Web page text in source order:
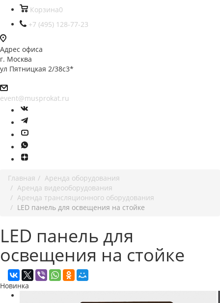
Корзина0
+7 (495) 128-77-23
Адрес офиса
г. Москва
ул Пятницкая 2/38с3*
event@musprokat.ru
Главная
Аренда оборудования
Аренда видеооборудования
Аренда трансляционного оборудования
LED панель для освещения на стойке
LED панель для
освещения на стойке
Новинка